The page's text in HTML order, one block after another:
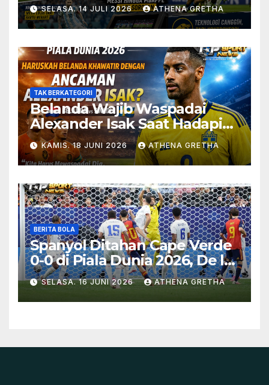
SELASA. 14 JULI 2026 ATHENA GRETHA
TAK BERKATEGORI
Belanda Wajib Waspadai
Alexander Isak Saat Hadapi
Swedia
KAMIS. 18 JUNI 2026 ATHENA GRETHA
BERITA BOLA
Spanyol Ditahan Cape Verde
0-0 di Piala Dunia 2026, De la
Fuente Soroti Kurangnya
Ketajaman
SELASA. 16 JUNI 2026 ATHENA GRETHA